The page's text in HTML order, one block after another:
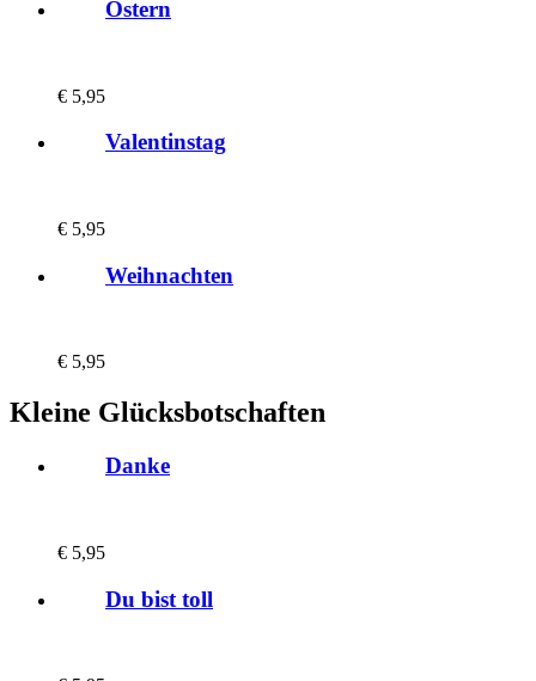
Ostern
€ 5,95
Valentinstag
€ 5,95
Weihnachten
€ 5,95
Kleine Glücksbotschaften
Danke
€ 5,95
Du bist toll